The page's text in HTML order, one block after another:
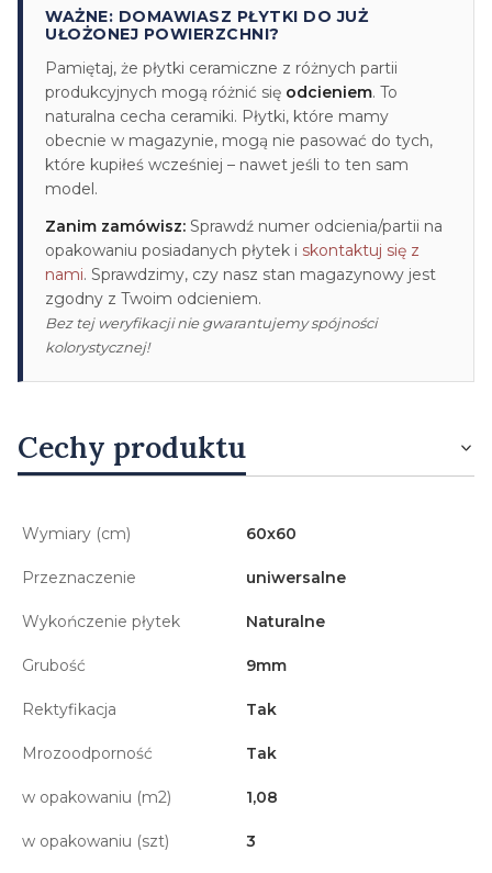
WAŻNE: DOMAWIASZ PŁYTKI DO JUŻ
UŁOŻONEJ POWIERZCHNI?
Pamiętaj, że płytki ceramiczne z różnych partii
produkcyjnych mogą różnić się odcieniem. To
naturalna cecha ceramiki. Płytki, które mamy
obecnie w magazynie, mogą nie pasować do tych,
które kupiłeś wcześniej – nawet jeśli to ten sam
model.
Zanim zamówisz: Sprawdź numer odcienia/partii na
opakowaniu posiadanych płytek i skontaktuj się z
nami. Sprawdzimy, czy nasz stan magazynowy jest
zgodny z Twoim odcieniem.
Bez tej weryfikacji nie gwarantujemy spójności
kolorystycznej!
Cechy produktu
Wymiary (cm) 60x60
Przeznaczenie uniwersalne
Wykończenie płytek Naturalne
Grubość 9mm
Rektyfikacja Tak
Mrozoodporność Tak
w opakowaniu (m2) 1,08
w opakowaniu (szt) 3